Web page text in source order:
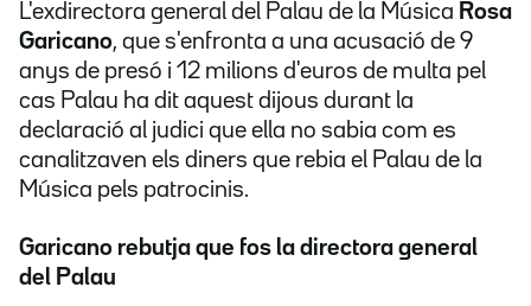
L'exdirectora general del Palau de la Música Rosa
Garicano, que s'enfronta a una acusació de 9
anys de presó i 12 milions d'euros de multa pel
cas Palau ha dit aquest dijous durant la
declaració al judici que ella no sabia com es
canalitzaven els diners que rebia el Palau de la
Música pels patrocinis.
Garicano rebutja que fos la directora general
del Palau